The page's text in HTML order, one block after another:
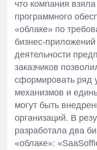
что компания
программного
«облаке» по
бизнес-
деятельности
заказчиков
сформировать ряд
механизмов и
могут быть
организаций. В
разработала два
«облаке»: